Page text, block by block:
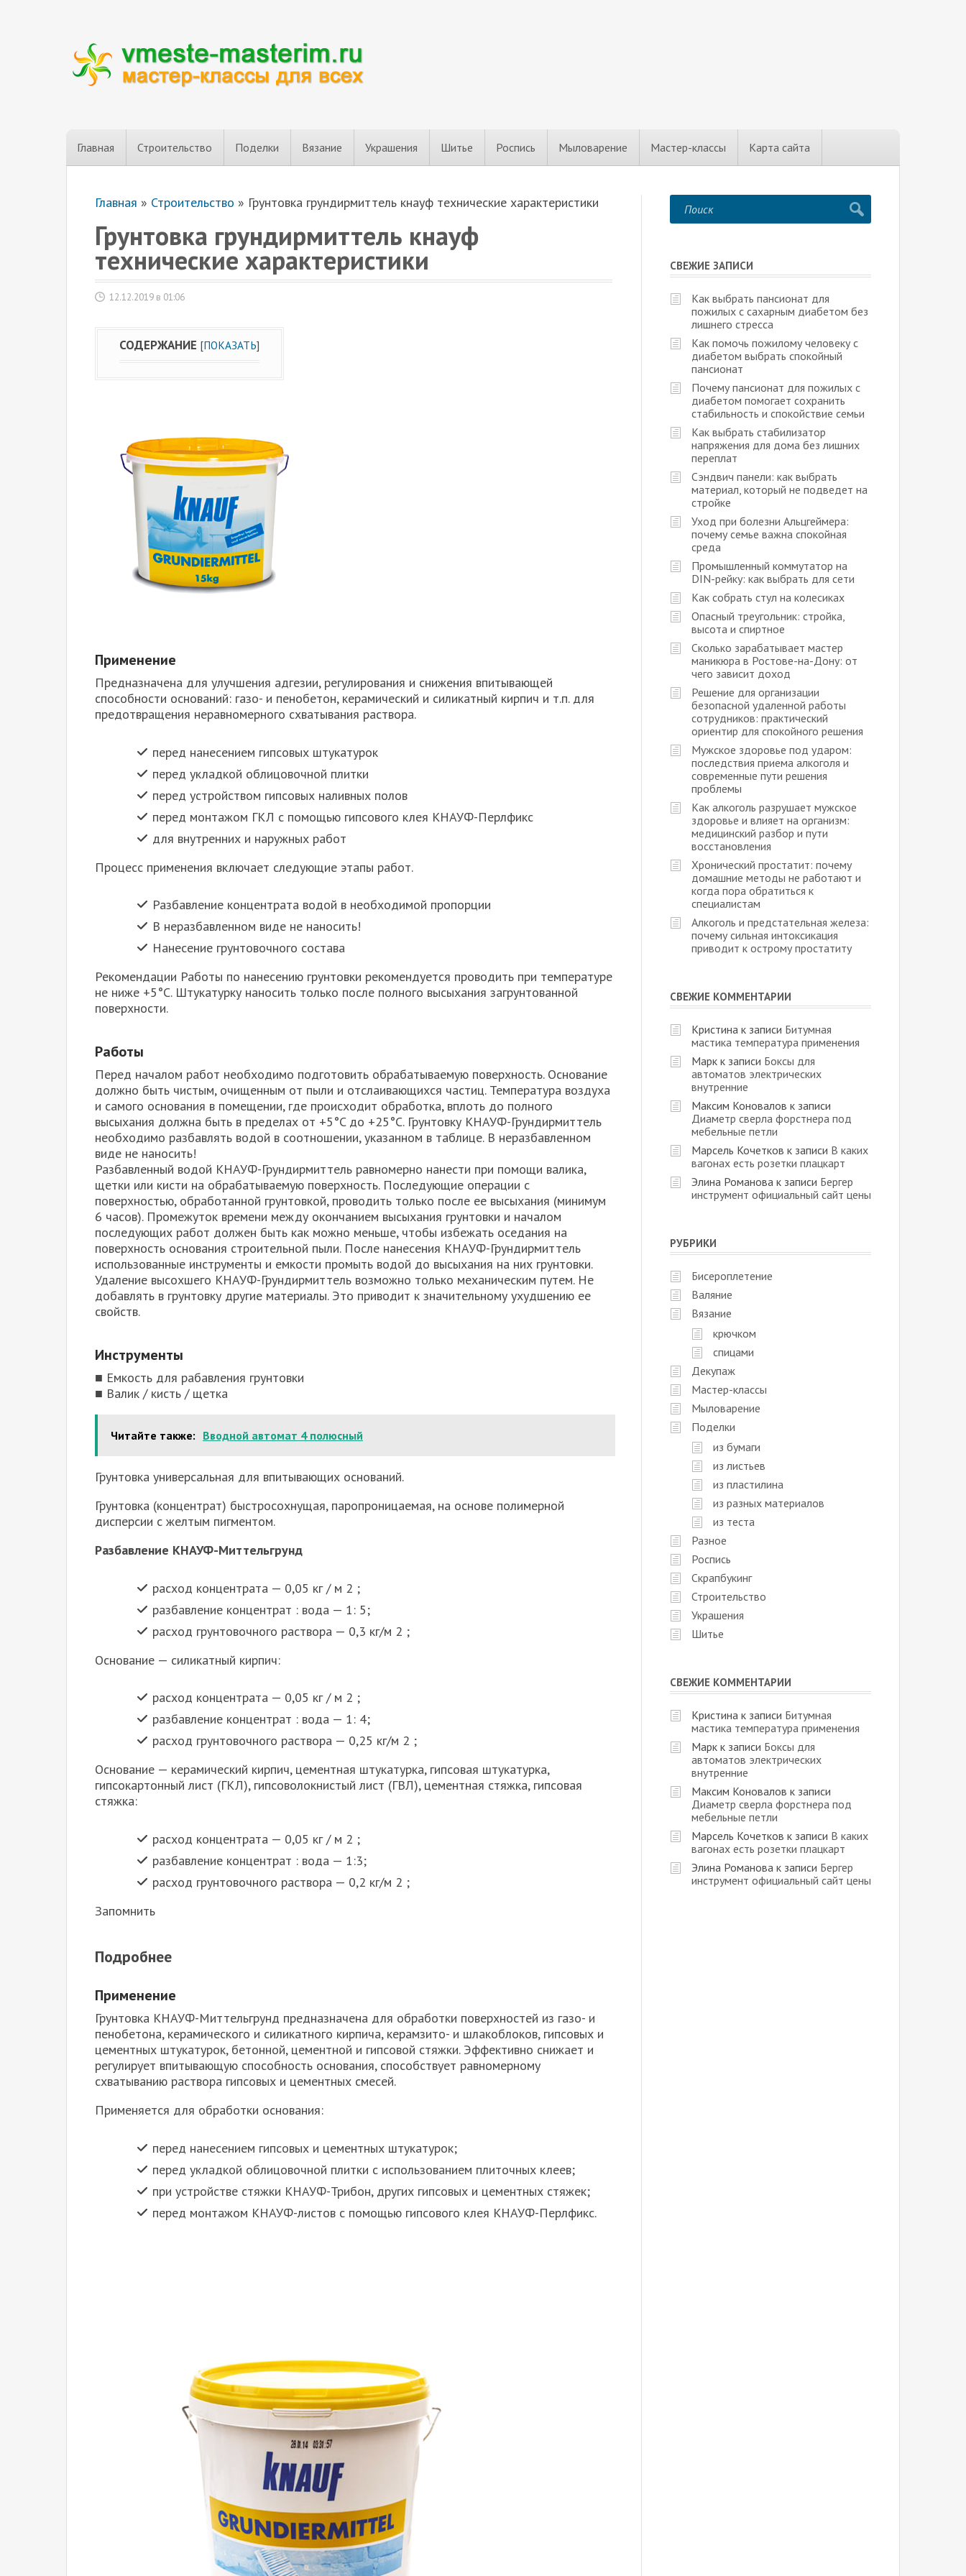
Главная Строительство Поделки Вязание Украшения Шитье Роспись Мыловарение Мастер-классы Карта сайта
Главная » Строительство » Грунтовка грундирмиттель кнауф технические характеристики
Грунтовка грундирмиттель кнауф
технические характеристики
12.12.2019 в 01:06
СОДЕРЖАНИЕ [ПОКАЗАТЬ]
Применение
Предназначена для улучшения адгезии, регулирования и снижения впитывающей
способности оснований: газо- и пенобетон, керамический и силикатный кирпич и т.п. для
предотвращения неравномерного схватывания раствора.
перед нанесением гипсовых штукатурок
перед укладкой облицовочной плитки
перед устройством гипсовых наливных полов
перед монтажом ГКЛ с помощью гипсового клея КНАУФ-Перлфикс
для внутренних и наружных работ
Процесс применения включает следующие этапы работ.
Разбавление концентрата водой в необходимой пропорции
В неразбавленном виде не наносить!
Нанесение грунтовочного состава
Рекомендации Работы по нанесению грунтовки рекомендуется проводить при температуре
не ниже +5°С. Штукатурку наносить только после полного высыхания загрунтованной
поверхности.
Работы
Перед началом работ необходимо подготовить обрабатываемую поверхность. Основание
должно быть чистым, очищенным от пыли и отслаивающихся частиц. Температура воздуха
и самого основания в помещении, где происходит обработка, вплоть до полного
высыхания должна быть в пределах от +5°C до +25°С. Грунтовку КНАУФ-Грундирмиттель
необходимо разбавлять водой в соотношении, указанном в таблице. В неразбавленном
виде не наносить!
Разбавленный водой КНАУФ-Грундирмиттель равномерно нанести при помощи валика,
щетки или кисти на обрабатываемую поверхность. Последующие операции с
поверхностью, обработанной грунтовкой, проводить только после ее высыхания (минимум
6 часов). Промежуток времени между окончанием высыхания грунтовки и началом
последующих работ должен быть как можно меньше, чтобы избежать оседания на
поверхность основания строительной пыли. После нанесения КНАУФ-Грундирмиттель
использованные инструменты и емкости промыть водой до высыхания на них грунтовки.
Удаление высохшего КНАУФ-Грундирмиттель возможно только механическим путем. Не
добавлять в грунтовку другие материалы. Это приводит к значительному ухудшению ее
свойств.
Инструменты
■ Емкость для рабавления грунтовки
■ Валик / кисть / щетка
Читайте также: Вводной автомат 4 полюсный
Грунтовка универсальная для впитывающих оснований.
Грунтовка (концентрат) быстросохнущая, паропроницаемая, на основе полимерной
дисперсии с желтым пигментом.
Разбавление КНАУФ-Миттельгрунд
расход концентрата — 0,05 кг / м 2 ;
разбавление концентрат : вода — 1: 5;
расход грунтовочного раствора — 0,3 кг/м 2 ;
Основание — силикатный кирпич:
расход концентрата — 0,05 кг / м 2 ;
разбавление концентрат : вода — 1: 4;
расход грунтовочного раствора — 0,25 кг/м 2 ;
Основание — керамический кирпич, цементная штукатурка, гипсовая штукатурка,
гипсокартонный лист (ГКЛ), гипсоволокнистый лист (ГВЛ), цементная стяжка, гипсовая
стяжка:
расход концентрата — 0,05 кг / м 2 ;
разбавление концентрат : вода — 1:3;
расход грунтовочного раствора — 0,2 кг/м 2 ;
Запомнить
Подробнее
Применение
Грунтовка КНАУФ-Миттельгрунд предназначена для обработки поверхностей из газо- и
пенобетона, керамического и силикатного кирпича, керамзито- и шлакоблоков, гипсовых и
цементных штукатурок, бетонной, цементной и гипсовой стяжки. Эффективно снижает и
регулирует впитывающую способность основания, способствует равномерному
схватыванию раствора гипсовых и цементных смесей.
Применяется для обработки основания:
перед нанесением гипсовых и цементных штукатурок;
перед укладкой облицовочной плитки с использованием плиточных клеев;
при устройстве стяжки КНАУФ-Трибон, других гипсовых и цементных стяжек;
перед монтажом КНАУФ-листов с помощью гипсового клея КНАУФ-Перлфикс.
СВЕЖИЕ ЗАПИСИ
Как выбрать пансионат для
пожилых с сахарным диабетом без
лишнего стресса
Как помочь пожилому человеку с
диабетом выбрать спокойный
пансионат
Почему пансионат для пожилых с
диабетом помогает сохранить
стабильность и спокойствие семьи
Как выбрать стабилизатор
напряжения для дома без лишних
переплат
Сэндвич панели: как выбрать
материал, который не подведет на
стройке
Уход при болезни Альцгеймера:
почему семье важна спокойная
среда
Промышленный коммутатор на
DIN-рейку: как выбрать для сети
Как собрать стул на колесиках
Опасный треугольник: стройка,
высота и спиртное
Сколько зарабатывает мастер
маникюра в Ростове-на-Дону: от
чего зависит доход
Решение для организации
безопасной удаленной работы
сотрудников: практический
ориентир для спокойного решения
Мужское здоровье под ударом:
последствия приема алкоголя и
современные пути решения
проблемы
Как алкоголь разрушает мужское
здоровье и влияет на организм:
медицинский разбор и пути
восстановления
Хронический простатит: почему
домашние методы не работают и
когда пора обратиться к
специалистам
Алкоголь и предстательная железа:
почему сильная интоксикация
приводит к острому простатиту
СВЕЖИЕ КОММЕНТАРИИ
Кристина к записи Битумная
мастика температура применения
Марк к записи Боксы для
автоматов электрических
внутренние
Максим Коновалов к записи
Диаметр сверла форстнера под
мебельные петли
Марсель Кочетков к записи В каких
вагонах есть розетки плацкарт
Элина Романова к записи Бергер
инструмент официальный сайт цены
РУБРИКИ
Бисероплетение
Валяние
Вязание
крючком
спицами
Декупаж
Мастер-классы
Мыловарение
Поделки
из бумаги
из листьев
из пластилина
из разных материалов
из теста
Разное
Роспись
Скрапбукинг
Строительство
Украшения
Шитье
СВЕЖИЕ КОММЕНТАРИИ
Кристина к записи Битумная
мастика температура применения
Марк к записи Боксы для
автоматов электрических
внутренние
Максим Коновалов к записи
Диаметр сверла форстнера под
мебельные петли
Марсель Кочетков к записи В каких
вагонах есть розетки плацкарт
Элина Романова к записи Бергер
инструмент официальный сайт цены